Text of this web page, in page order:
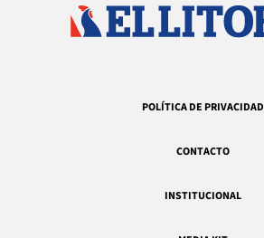
POLÍTICA DE PRIVACIDAD
CONTACTO
INSTITUCIONAL